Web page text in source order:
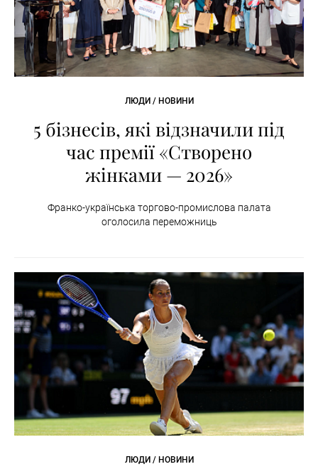
ЛЮДИ / НОВИНИ
5 бізнесів, які відзначили під
час премії «Створено
жінками — 2026»
Франко-українська торгово-промислова палата
оголосила переможниць
ЛЮДИ / НОВИНИ